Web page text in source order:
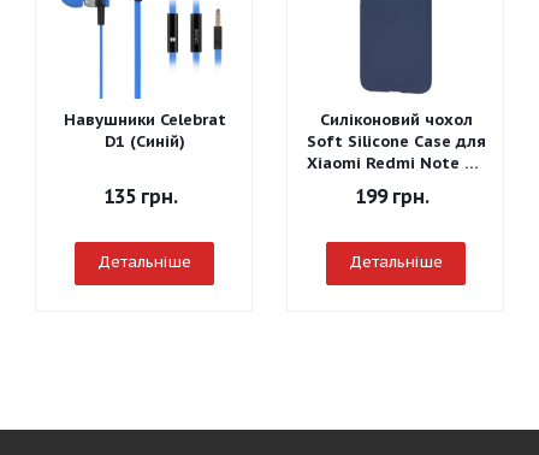
Навушники Celebrat
D1 (Синій)
135грн.
Детальніше
Силіконовий чохол
Soft Silicone Case для
Xiaomi Redmi Note 7 -
Graphite Gray
199грн.
Детальніше